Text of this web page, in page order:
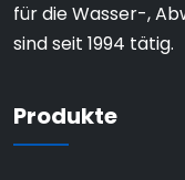
für die Wasser-,
sind seit 1994 tätig.
Produkte